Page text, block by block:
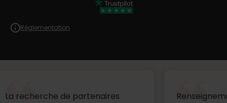
Réglementation
de partenaires
Renseignements au